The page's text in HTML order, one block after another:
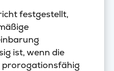
festgestellt,
ist, wenn die
prorogationsfähig